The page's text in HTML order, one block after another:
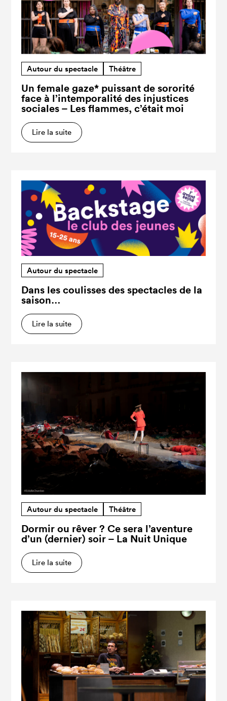
Autour du spectacle Théâtre
Un female gaze* puissant de sororité
face à l’intemporalité des injustices
sociales – Les flammes, c’était moi
Lire la suite
Autour du spectacle
Dans les coulisses des spectacles de la
saison…
Lire la suite
Autour du spectacle Théâtre
Dormir ou rêver ? Ce sera l’aventure
d’un (dernier) soir – La Nuit Unique
Lire la suite